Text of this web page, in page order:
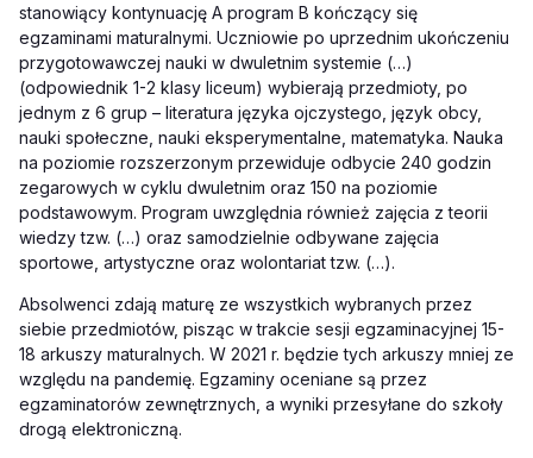
stanowiący kontynuację A program B kończący się
egzaminami maturalnymi. Uczniowie po uprzednim ukończeniu
przygotowawczej nauki w dwuletnim systemie (…)
(odpowiednik 1-2 klasy liceum) wybierają przedmioty, po
jednym z 6 grup – literatura języka ojczystego, język obcy,
nauki społeczne, nauki eksperymentalne, matematyka. Nauka
na poziomie rozszerzonym przewiduje odbycie 240 godzin
zegarowych w cyklu dwuletnim oraz 150 na poziomie
podstawowym. Program uwzględnia również zajęcia z teorii
wiedzy tzw. (…) oraz samodzielnie odbywane zajęcia
sportowe, artystyczne oraz wolontariat tzw. (…).
Absolwenci zdają maturę ze wszystkich wybranych przez
siebie przedmiotów, pisząc w trakcie sesji egzaminacyjnej 15-
18 arkuszy maturalnych. W 2021 r. będzie tych arkuszy mniej ze
względu na pandemię. Egzaminy oceniane są przez
egzaminatorów zewnętrznych, a wyniki przesyłane do szkoły
drogą elektroniczną.